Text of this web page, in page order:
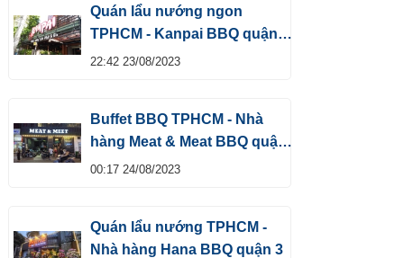
Quán lẩu nướng ngon
TPHCM - Kanpai BBQ quận
Tân Bình
22:42 23/08/2023
Buffet BBQ TPHCM - Nhà
hàng Meat & Meat BBQ quận
1
00:17 24/08/2023
Quán lẩu nướng TPHCM -
Nhà hàng Hana BBQ quận 3